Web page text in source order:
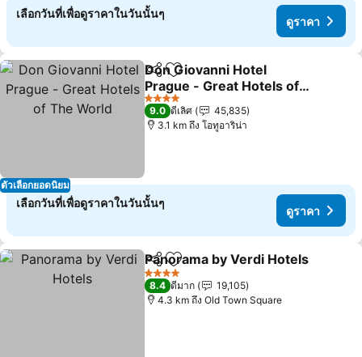
เลือกวันที่เพื่อดูราคาในวันนั้นๆ
ดูราคา
ตัวเลือกยอดนิยม
แชร์ เพิ่มในรายการโปรด
Don Giovanni Hotel
Prague - Great Hotels of
The World
4 ดาว
9.0 ดีเลิศ
45,835
3.1 km ถึง โอทูอาริน่า
เลือกวันที่เพื่อดูราคาในวันนั้นๆ
ดูราคา
แชร์ เพิ่มในรายการโปรด
Panorama by Verdi Hotels
4 ดาว
8.4 ดีมาก
19,105
4.3 km ถึง Old Town Square